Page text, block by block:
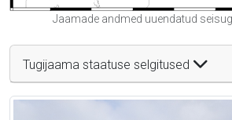
Jaamade andmed uuendatud
Tugijaama staatuse selgitused